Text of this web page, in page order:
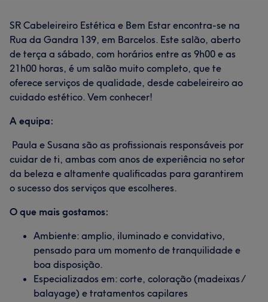
SR Cabeleireiro Estética e Bem Estar encontra-se na
Rua da Gandra 139, em Barcelos. Este salão, aberto
de terça a sábado, com horários entre as 9h00 e as
21h00 horas, é um salão muito completo, que te
oferece serviços de qualidade, desde cabeleireiro ao
cuidado estético. Vem conhecer!
A equipa:
Paula e Susana são as profissionais responsáveis por
cuidar de ti, ambas com anos de experiência no setor
da beleza e altamente qualificadas para garantirem
o sucesso dos serviços que escolheres.
O que mais gostamos:
Ambiente: amplio, iluminado e convidativo,
pensado para um momento de tranquilidade e
boa disposição.
Especializados em: corte, coloração (madeixas /
balayage) e tratamentos capilares